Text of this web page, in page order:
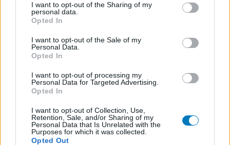
I want to opt-out of the Sharing of my
personal data.
Opted In
I want to opt-out of the Sale of my
Personal Data.
Opted In
I want to opt-out of processing my
Personal Data for Targeted Advertising.
Opted In
I want to opt-out of Collection, Use,
Retention, Sale, and/or Sharing of my
Personal Data that Is Unrelated with the
Purposes for which it was collected.
Opted Out
geef mening
Oxazepam
18-06-2019 | Man | 18
oxazepam (10mg)
Angststoornis
Effectiviteit
Hoeveelheid bijwerkingen